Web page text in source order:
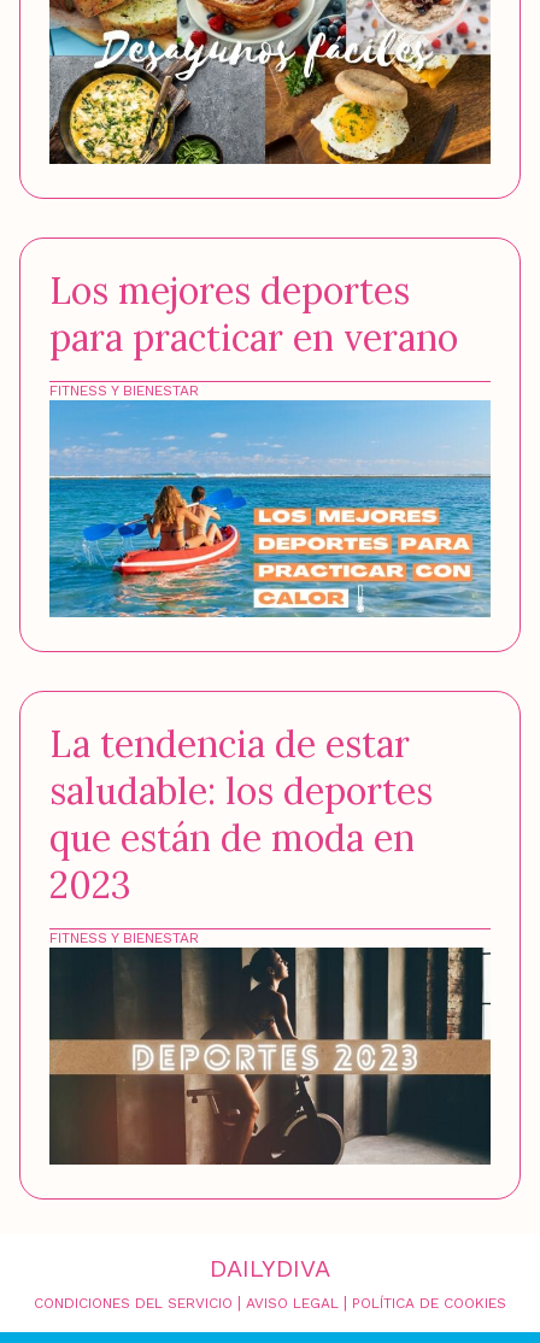
FITNESS Y BIENESTAR
Los mejores deportes
para practicar en verano
FITNESS Y BIENESTAR
La tendencia de estar
saludable: los deportes
que están de moda en
2023
DAILYDIVA
CONDICIONES DEL SERVICIO AVISO LEGAL POLÍTICA DE COOKIES